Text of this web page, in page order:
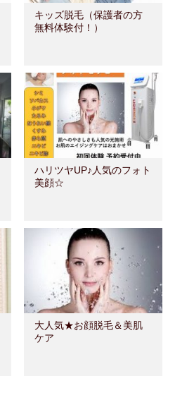
キッズ脱毛（保護者の方
無料体験付！）
ハリツヤUP♪人気のフォト
美顔☆
大人気★お顔脱毛＆美肌
ケア